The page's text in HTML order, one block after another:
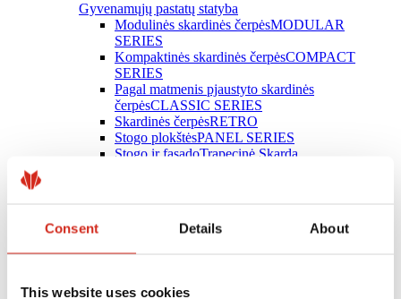
Consent Details About
This website uses cookies
Gyvenamųjų pastatų statyba
Modulinės skardinės čerpėsMODULAR
SERIES
Kompaktinės skardinės čerpėsCOMPACT
SERIES
Pagal matmenis pjaustyto skardinės
čerpėsCLASSIC SERIES
Skardinės čerpėsRETRO
Stogo plokštėsPANEL SERIES
Stogo ir fasadoTrapecinė Skarda